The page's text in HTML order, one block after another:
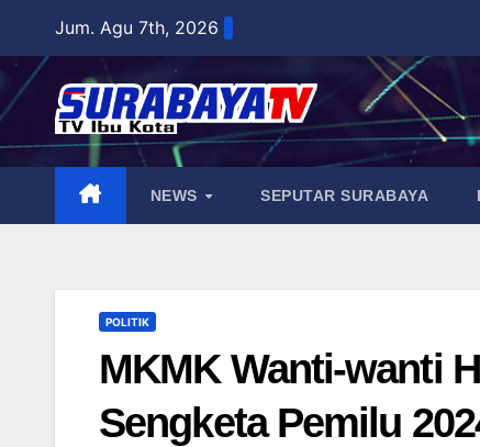
content
Jum. Agu 7th, 2026
NEWS SEPUTAR SURABAYA
POLITIK
MKMK Wanti-wanti
Sengketa Pemilu